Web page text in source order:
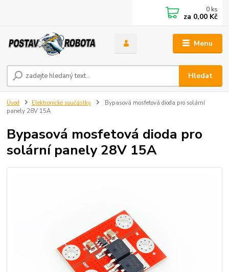
Menu
Hledat
0 ks
za 0,00 Kč
Úvod Elektronické součástky
Bypasová mosfetová dioda pro solární
panely 28V 15A
Bypasová mosfetová dioda pro
solární panely 28V 15A